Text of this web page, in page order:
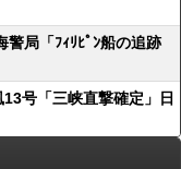
局「ﾌｨﾘﾋﾟﾝ船の追跡
号「三峡直撃確定」日